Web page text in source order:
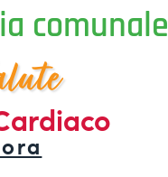
comunale